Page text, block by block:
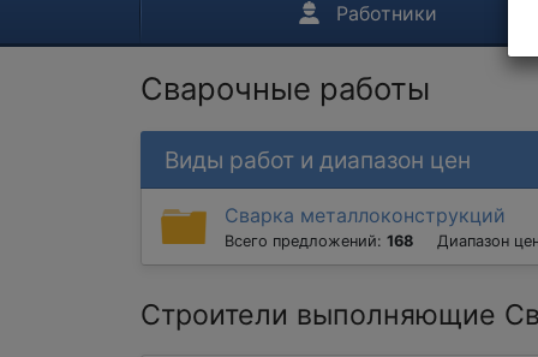
Работники
Сварочные работы
Виды работ и диапазон цен
Сварка металлоконструкций
Всего предложений: 168 Диапазон
Строители выполняющие